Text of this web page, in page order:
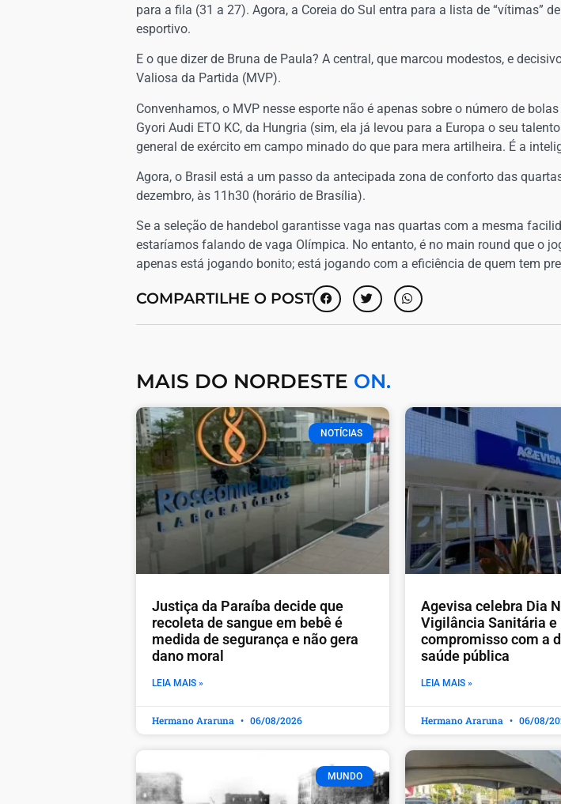
para a fila (31 a 27). Agora, a Coreia do Sul entra para a lista de “vítimas”
esportivo.
E o que dizer de Bruna de Paula? A central, que marcou modestos, e
Valiosa da Partida (MVP).
Convenhamos, o MVP nesse esporte não é apenas sobre o número de
Gyori Audi ETO KC, da Hungria (sim, ela já levou para a Europa o seu
general de exército em campo minado do que para mera artilheira. É a
​Agora, o Brasil está a um passo da antecipada zona de conforto das
dezembro, às 11h30 (horário de Brasília).
Se a seleção de handebol garantisse vaga nas quartas com a mesma
estaríamos falando de vaga Olímpica. No entanto, é no main round que o
apenas está jogando bonito; está jogando com a eficiência de quem tem
COMPARTILHE O POST
MAIS DO NORDESTE ON.
NOTÍCIAS
Justiça da Paraíba decide que
recoleta de sangue em bebê é
medida de segurança e não gera
dano moral
LEIA MAIS »
Hermano Araruna 06/08/2026
Agevisa celebra Dia
Vigilância Sanitária e
compromisso com a
saúde pública
LEIA MAIS »
Hermano Araruna 06/08/
MUNDO